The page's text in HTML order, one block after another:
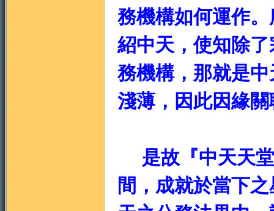
務機構如何運作
紹中天，使知除
務機構，那就是
淺薄，因此因緣
是故『中天天堂
間，成就於當下